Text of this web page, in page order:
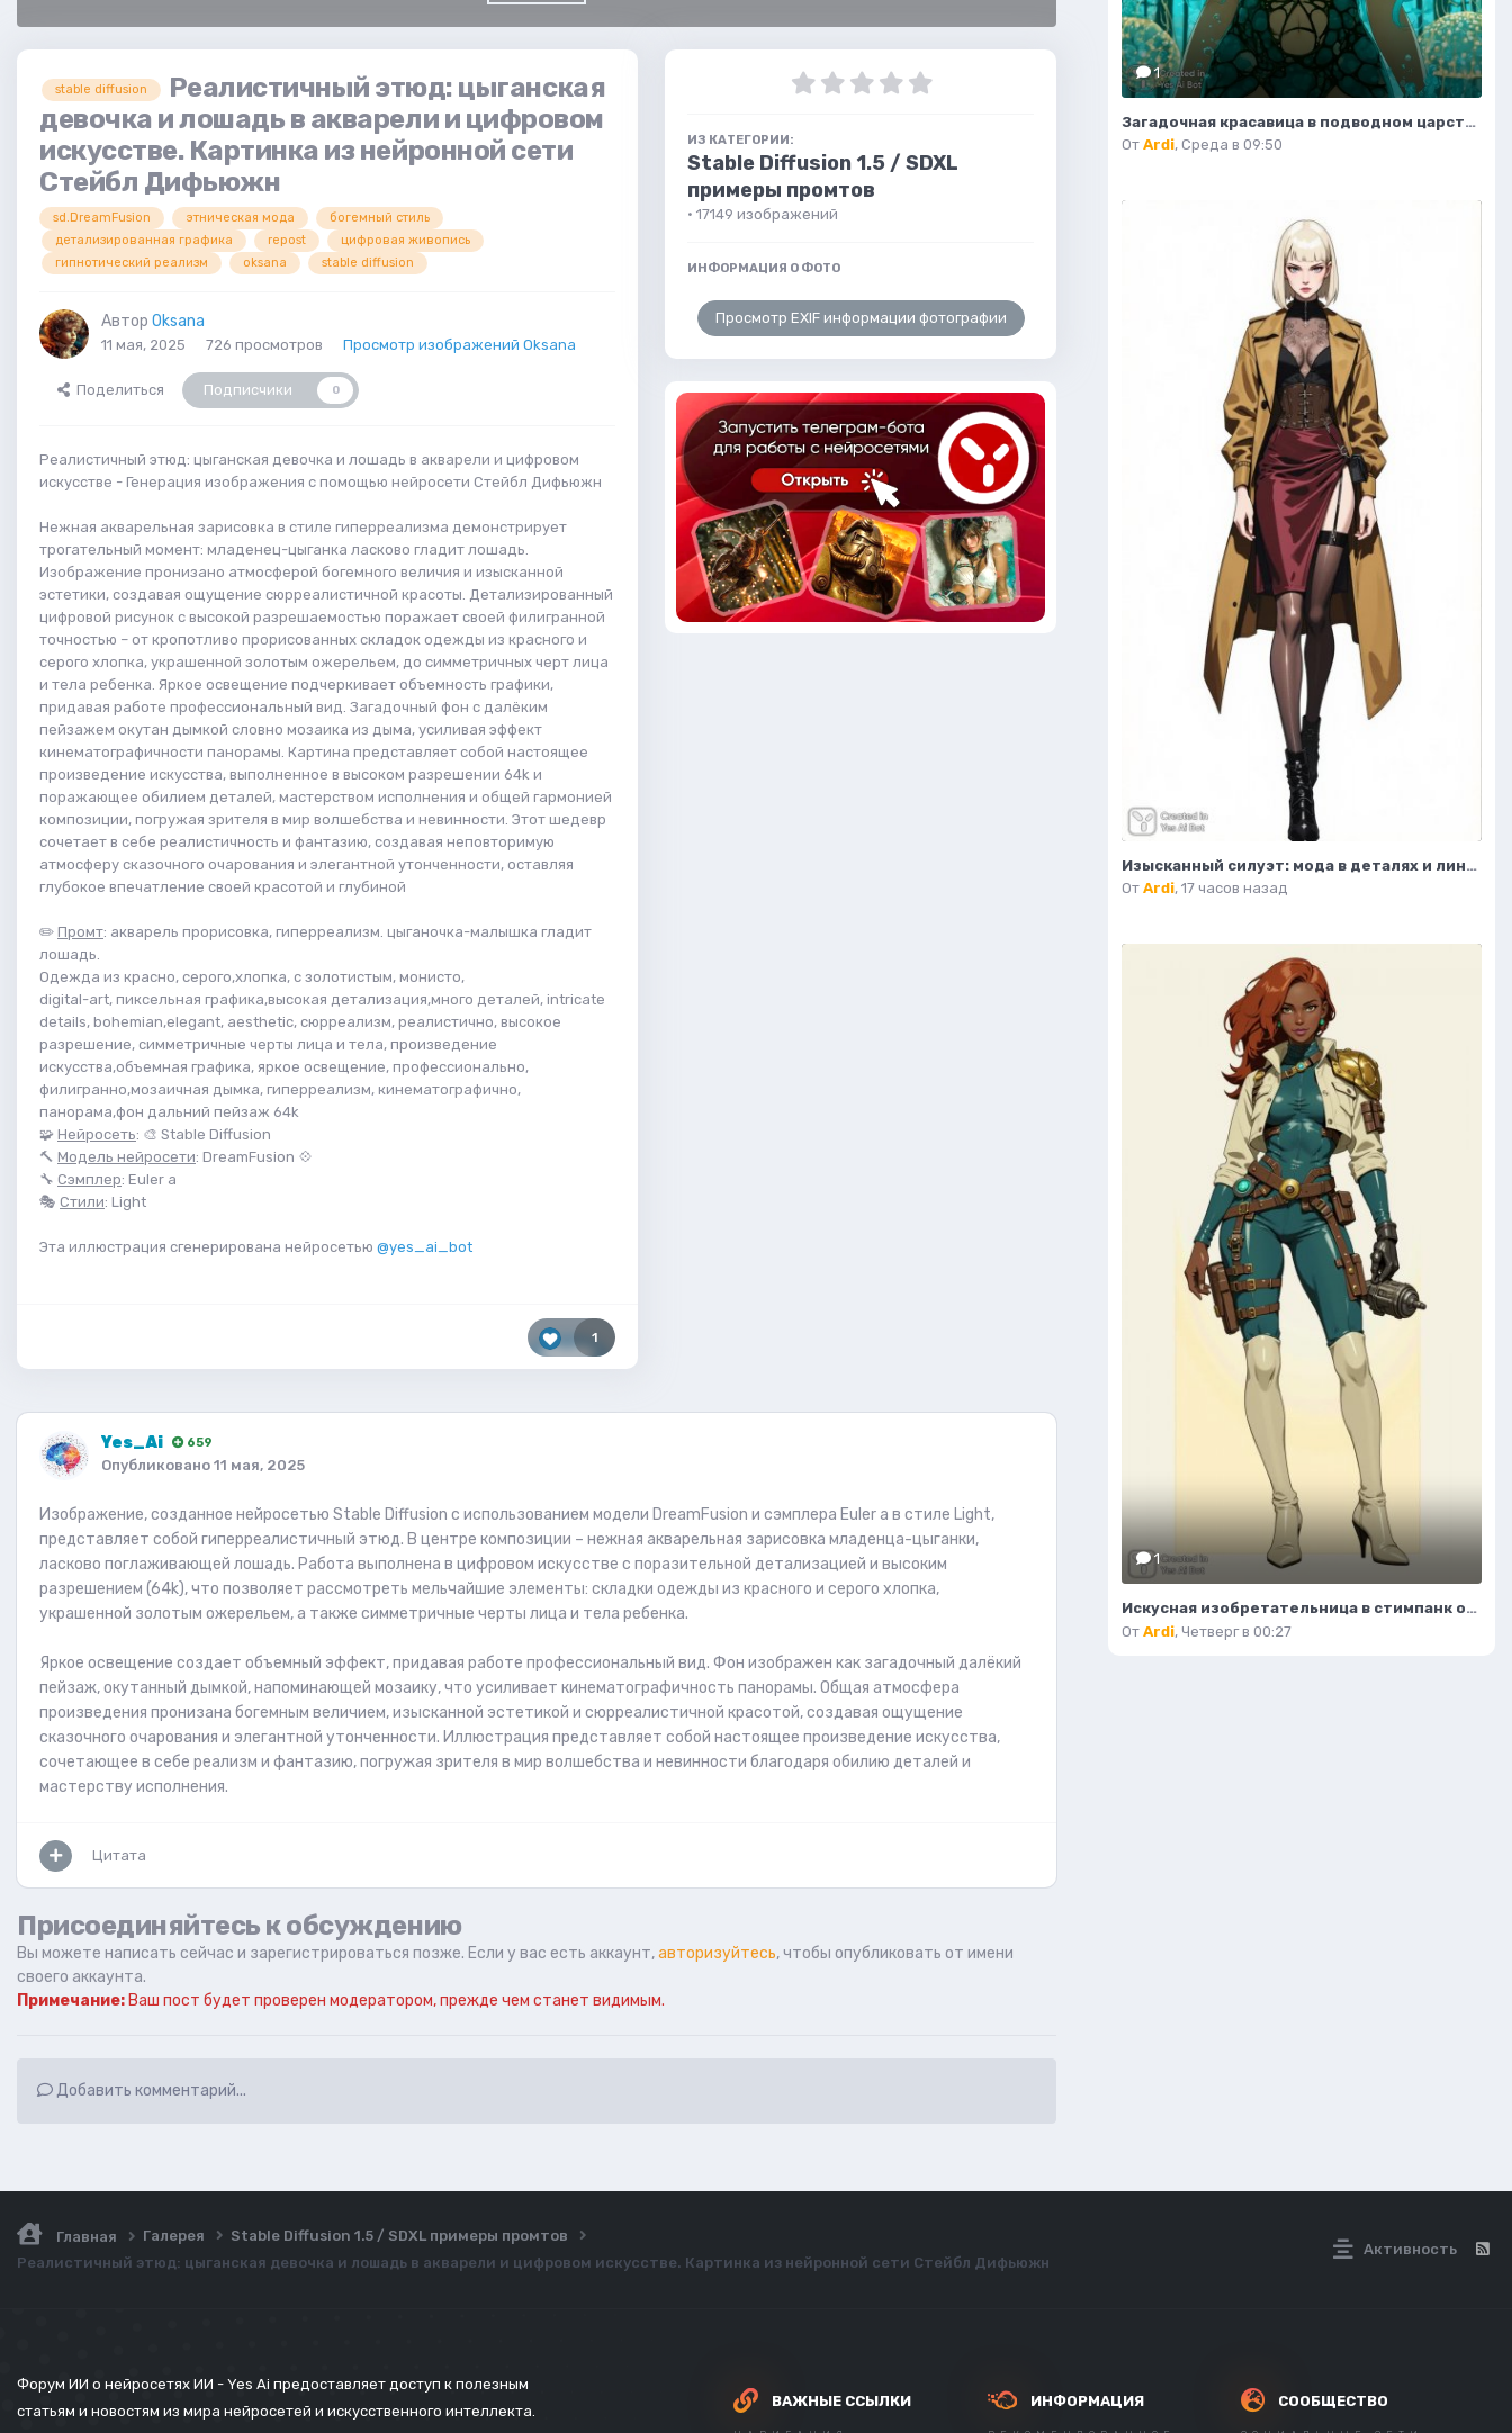
stable diffusion
Реалистичный этюд: цыганская
девочка и лошадь в акварели и цифровом
искусстве. Картинка из нейронной сети
Стейбл Дифьюжн
sd.DreamFusion этническая мода
богемный стиль
детализированная графика
repost
цифровая живопись
гипнотический реализм
oksana stable diffusion
Автор Oksana
11 мая, 2025 726 просмотров Просмотр изображений Oksana
Поделиться Подписчики 0
Реалистичный этюд: цыганская девочка и лошадь в акварели и цифровом
искусстве - Генерация изображения с помощью нейросети Стейбл Дифьюжн
Нежная акварельная зарисовка в стиле гиперреализма демонстрирует
трогательный момент: младенец-цыганка ласково гладит лошадь.
Изображение пронизано атмосферой богемного величия и изысканной
эстетики, создавая ощущение сюрреалистичной красоты. Детализированный
цифровой рисунок с высокой разрешаемостью поражает своей филигранной
точностью – от кропотливо прорисованных складок одежды из красного и
серого хлопка, украшенной золотым ожерельем, до симметричных черт лица
и тела ребенка. Яркое освещение подчеркивает объемность графики,
придавая работе профессиональный вид. Загадочный фон с далёким
пейзажем окутан дымкой словно мозаика из дыма, усиливая эффект
кинематографичности панорамы. Картина представляет собой настоящее
произведение искусства, выполненное в высоком разрешении 64k и
поражающее обилием деталей, мастерством исполнения и общей гармонией
композиции, погружая зрителя в мир волшебства и невинности. Этот шедевр
сочетает в себе реалистичность и фантазию, создавая неповторимую
атмосферу сказочного очарования и элегантной утонченности, оставляя
глубокое впечатление своей красотой и глубиной
✏️ Промт: акварель прорисовка, гиперреализм. цыганочка-малышка гладит
лошадь.
Одежда из красно, серого,хлопка, с золотистым, монисто,
digital-art, пиксельная графика,высокая детализация,много деталей, intricate
details, bohemian,elegant, aesthetic, сюрреализм, реалистично, высокое
разрешение, симметричные черты лица и тела, произведение
искусства,объемная графика, яркое освещение, профессионально,
филигранно,мозаичная дымка, гиперреализм, кинематографично,
панорама,фон дальний пейзаж 64k
🧩 Нейросеть: 🎨 Stable Diffusion
🔨 Модель нейросети: DreamFusion 💠
🔧 Сэмплер: Euler a
🎭 Стили: Light
Эта иллюстрация сгенерирована нейросетью @yes_ai_bot
1
ИЗ КАТЕГОРИИ:
Stable Diffusion 1.5 / SDXL
примеры промтов
· 17149 изображений
ИНФОРМАЦИЯ О ФОТО
Просмотр EXIF информации фотографии
Yes_Ai 659
Опубликовано 11 мая, 2025
Изображение, созданное нейросетью Stable Diffusion с использованием модели DreamFusion и сэмплера Euler a в стиле Light,
представляет собой гиперреалистичный этюд. В центре композиции – нежная акварельная зарисовка младенца-цыганки,
ласково поглаживающей лошадь. Работа выполнена в цифровом искусстве с поразительной детализацией и высоким
разрешением (64k), что позволяет рассмотреть мельчайшие элементы: складки одежды из красного и серого хлопка,
украшенной золотым ожерельем, а также симметричные черты лица и тела ребенка.
Яркое освещение создает объемный эффект, придавая работе профессиональный вид. Фон изображен как загадочный далёкий
пейзаж, окутанный дымкой, напоминающей мозаику, что усиливает кинематографичность панорамы. Общая атмосфера
произведения пронизана богемным величием, изысканной эстетикой и сюрреалистичной красотой, создавая ощущение
сказочного очарования и элегантной утонченности. Иллюстрация представляет собой настоящее произведение искусства,
сочетающее в себе реализм и фантазию, погружая зрителя в мир волшебства и невинности благодаря обилию деталей и
мастерству исполнения.
Цитата
Присоединяйтесь к обсуждению
Вы можете написать сейчас и зарегистрироваться позже. Если у вас есть аккаунт,авторизуйтесь, чтобы опубликовать от имени
своего аккаунта.
Примечание: Ваш пост будет проверен модератором, прежде чем станет видимым.
Добавить комментарий...
1
Загадочная красавица в подводном царстве свентилиящих водорослей и коралловых арках. Нейронная сеть Миджорни
От Ardi, Среда в 09:50
Изысканный силуэт: мода в деталях и линиях. Нейросеть Flux Ai
От Ardi, 17 часов назад
1
Искусная изобретательница в стимпанк образе: уверенность и элегантность в деталях. Нейросеть Flux
От Ardi, Четверг в 00:27
Активность
Главная Галерея
Stable Diffusion 1.5 / SDXL примеры промтов
Реалистичный этюд: цыганская девочка и лошадь в акварели и цифровом искусстве. Картинка из нейронной сети Стейбл Дифьюжн
Форум ИИ о нейросетях ИИ - Yes Ai предоставляет доступ к полезным
статьям и новостям из мира нейросетей и искусственного интеллекта.
ВАЖНЫЕ ССЫЛКИ ИНФОРМАЦИЯ СООБЩЕСТВО